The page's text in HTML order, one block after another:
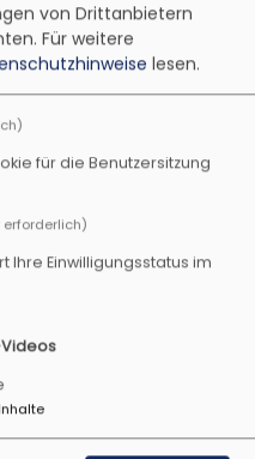
Vesperkirche
von Drittanbietern
Für weitere
lesen.
für die Benutzersitzung
erforderlich)
Ihre Einwilligungsstatus im